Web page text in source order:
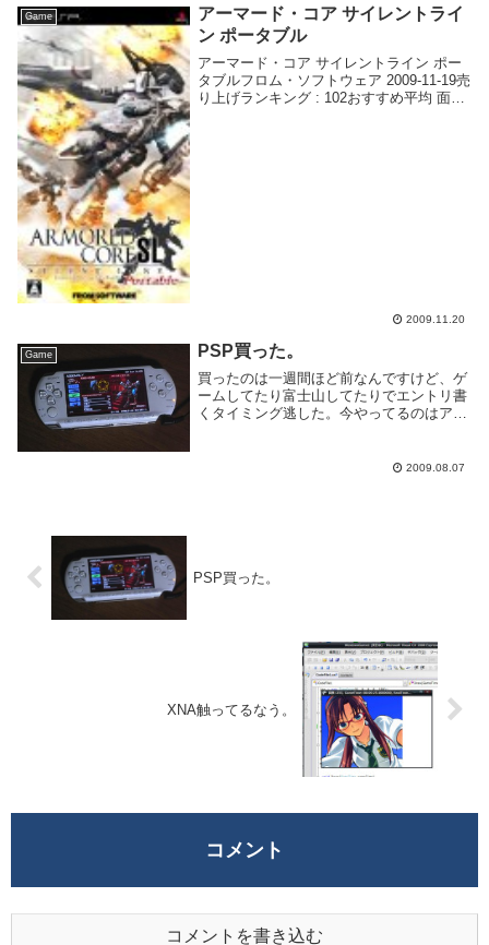
Game
アーマード・コア サイレントライ
ン ポータブル
アーマード・コア サイレントライン ポー
タブルフロム・ソフトウェア 2009-11-19売
り上げランキング : 102おすすめ平均 面白
2009.11.20
Game PSP買った。
買ったのは一週間ほど前なんですけど、ゲ
ームしてたり富士山してたりでエントリ書
くタイミング逃した。今やってるのはアー
カイブスみたらメタルスラッグとかR-Type
2009.08.07
PSP買った。
XNA触ってるなう。
コメント
コメントを書き込む